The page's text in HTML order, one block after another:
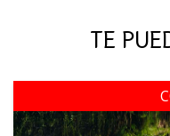
TE